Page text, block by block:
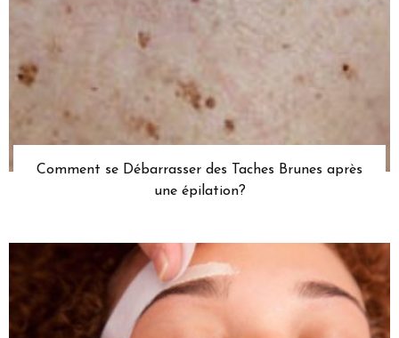
Comment se Débarrasser des Taches Brunes après
une épilation?